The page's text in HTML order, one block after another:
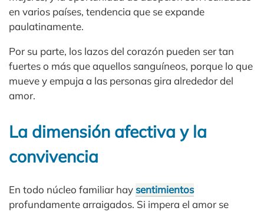
en varios países, tendencia que se expande
paulatinamente.
Por su parte, los lazos del corazón pueden ser tan
fuertes o más que aquellos sanguíneos, porque lo que
mueve y empuja a las personas gira alrededor del
amor.
La dimensión afectiva y la
convivencia
En todo núcleo familiar hay sentimientos
profundamente arraigados. Si impera el amor se